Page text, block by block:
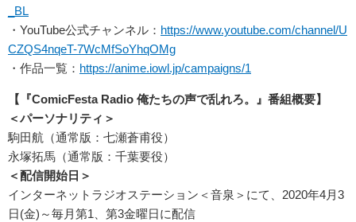
_BL
・YouTube公式チャンネル： https://www.youtube.com/channel/U
CZQS4nqeT-7WcMfSoYhqOMg
・作品一覧： https://anime.iowl.jp/campaigns/1
【『ComicFesta Radio 俺たちの声で乱れろ。』番組概要】
＜パーソナリティ＞
駒田航（通常版：七瀬蒼甫役）
永塚拓馬（通常版：千葉要役）
＜配信開始日＞
インターネットラジオステーション＜音泉＞にて、2020年4月3
日(金)～毎月第1、第3金曜日に配信